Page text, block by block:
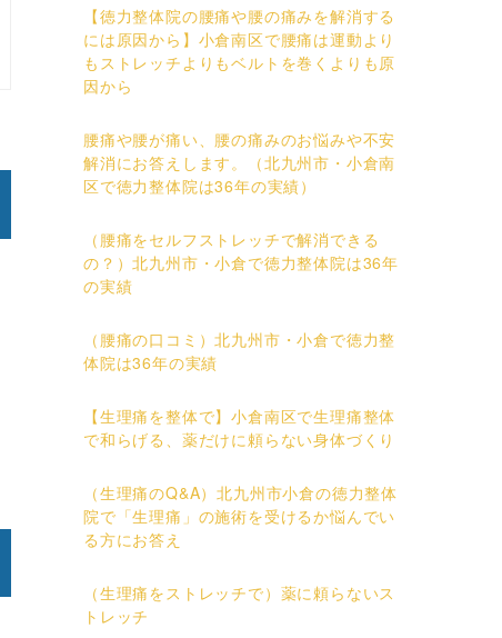
【徳力整体院の腰痛や腰の痛みを解消する
には原因から】小倉南区で腰痛は運動より
もストレッチよりもベルトを巻くよりも原
因から
腰痛や腰が痛い、腰の痛みのお悩みや不安
解消にお答えします。（北九州市・小倉南
区で徳力整体院は36年の実績）
（腰痛をセルフストレッチで解消できる
の？）北九州市・小倉で徳力整体院は36年
の実績
（腰痛の口コミ）北九州市・小倉で徳力整
体院は36年の実績
【生理痛を整体で】小倉南区で生理痛整体
で和らげる、薬だけに頼らない身体づくり
（生理痛のQ&A）北九州市小倉の徳力整体
院で「生理痛」の施術を受けるか悩んでい
る方にお答え
（生理痛をストレッチで）薬に頼らないス
トレッチ